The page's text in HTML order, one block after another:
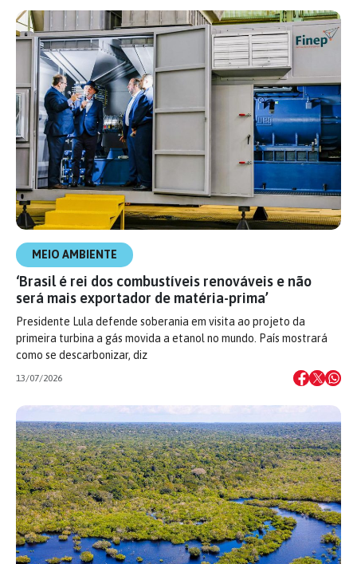
MEIO AMBIENTE
‘Brasil é rei dos combustíveis renováveis e não
será mais exportador de matéria-prima’
Presidente Lula defende soberania em visita ao projeto da
primeira turbina a gás movida a etanol no mundo. País mostrará
como se descarbonizar, diz
13/07/2026